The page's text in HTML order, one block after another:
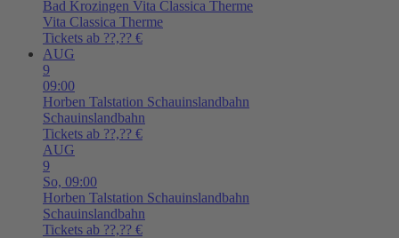
Bad Krozingen Vita Classica Therme
Vita Classica Therme
Tickets ab ??,?? €
AUG
9
09:00
Horben Talstation Schauinslandbahn
Schauinslandbahn
Tickets ab ??,?? €
AUG
9
So, 09:00
Horben Talstation Schauinslandbahn
Schauinslandbahn
Tickets ab ??,?? €